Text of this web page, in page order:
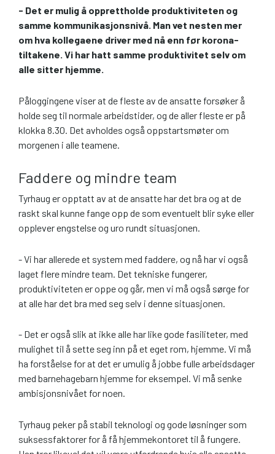
- Det er mulig å opprettholde produktiviteten og
samme kommunikasjonsnivå. Man vet nesten mer
om hva kollegaene driver med nå enn før korona-
tiltakene. Vi har hatt samme produktivitet selv om
alle sitter hjemme.
Påloggingene viser at de fleste av de ansatte forsøker å
holde seg til normale arbeidstider, og de aller fleste er på
klokka 8.30. Det avholdes også oppstartsmøter om
morgenen i alle teamene.
Faddere og mindre team
Tyrhaug er opptatt av at de ansatte har det bra og at de
raskt skal kunne fange opp de som eventuelt blir syke eller
opplever engstelse og uro rundt situasjonen.
- Vi har allerede et system med faddere, og nå har vi også
laget flere mindre team. Det tekniske fungerer,
produktiviteten er oppe og går, men vi må også sørge for
at alle har det bra med seg selv i denne situasjonen.
- Det er også slik at ikke alle har like gode fasiliteter, med
mulighet til å sette seg inn på et eget rom, hjemme. Vi må
ha forståelse for at det er umulig å jobbe fulle arbeidsdager
med barnehagebarn hjemme for eksempel. Vi må senke
ambisjonsnivået for noen.
Tyrhaug peker på stabil teknologi og gode løsninger som
suksessfaktorer for å få hjemmekontoret til å fungere.